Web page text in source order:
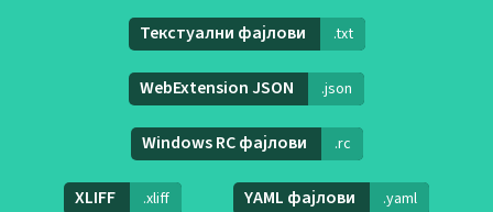
Текстуални фајлови .txt
WebExtension JSON .json
Windows RC фајлови .rc
XLIFF .xliff YAML фајлови .yaml